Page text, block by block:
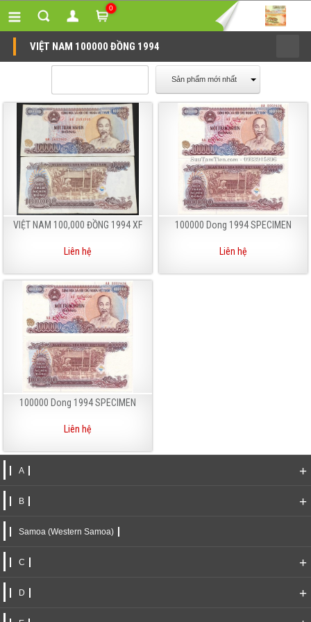
0
VIỆT NAM 100000 ĐỒNG 1994
Sản phẩm mới nhất
VIỆT NAM 100,000 ĐỒNG 1994 XF
Liên hệ
100000 Dong 1994 SPECIMEN
Liên hệ
100000 Dong 1994 SPECIMEN
Liên hệ
A +
B +
Samoa (Western Samoa)
C +
D +